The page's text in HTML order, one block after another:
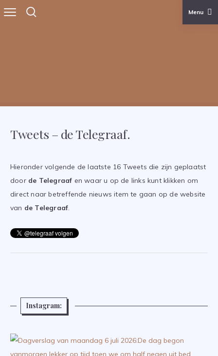
Menu
Tweets – de Telegraaf.
Hieronder volgende de laatste 16 Tweets die zijn geplaatst
door de Telegraaf en waar u op de links kunt klikken om
direct naar betreffende nieuws item te gaan op de website
van de Telegraaf.
Instagram: